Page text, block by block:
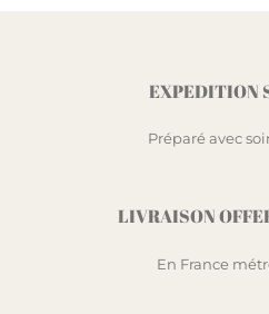
EXPEDITION
Préparé avec
LIVRAISON
En France